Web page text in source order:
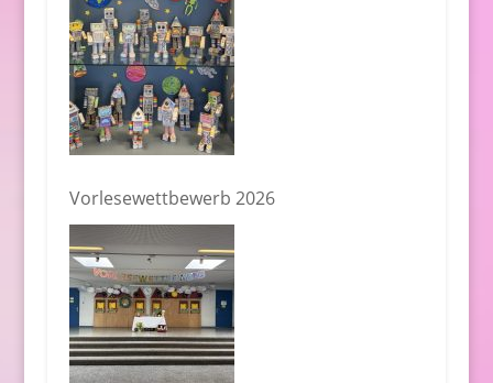
Vorlesewettbewerb 2026